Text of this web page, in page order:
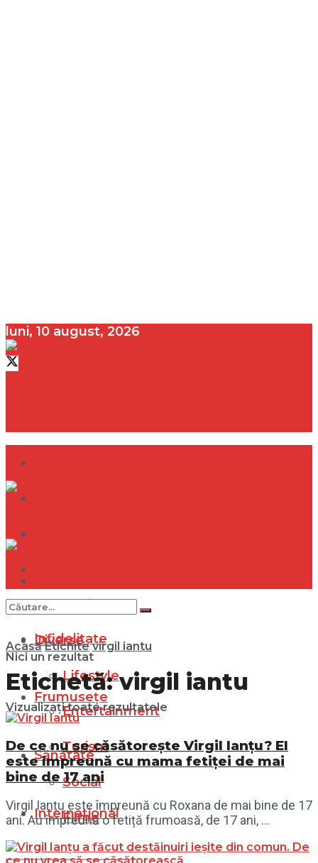
luni, 10 august, 2026
Internațional
Diverse
Lifestyle
Entertainment
Turism
Social
Filme
Infidelitate
Frumusețe
Sănătate
Internațional
Nici un rezultat
Vizualizați toate rezultatele
Acasă Etichite virgil iantu
Etichetă:virgil iantu
De ce nu se căsătorește Virgil Ianțu? El
este împreună cu mama fetiței de mai
bine de 17 ani
Virgil Ianțu este împreună cu Roxana de mai bine de 17
ani. Au împreună o fetiță frumoasă, de 17 ani, ...